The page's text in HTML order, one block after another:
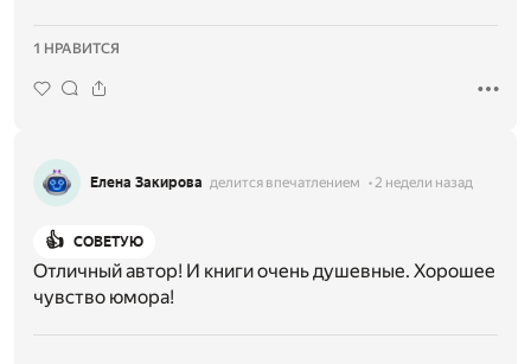
1 НРАВИТСЯ
Елена Закирова делится впечатлением 2 недели назад
👍 СОВЕТУЮ
Отличный автор! И книги очень душевные. Хорошее
чувство юмора!